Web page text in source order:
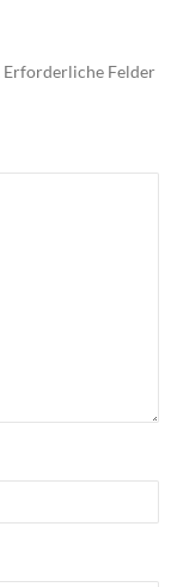
Erforderliche Felder